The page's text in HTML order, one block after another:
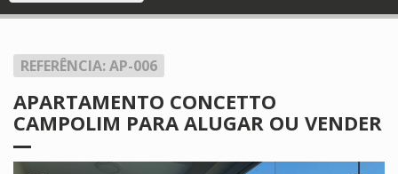
REFERÊNCIA: AP-006
APARTAMENTO CONCETTO
CAMPOLIM PARA ALUGAR OU VENDER